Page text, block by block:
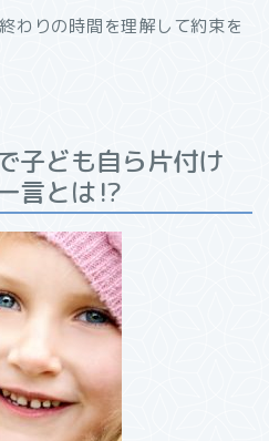
わりの時間を理解して約束を
子ども自ら片付け
言とは⁉︎